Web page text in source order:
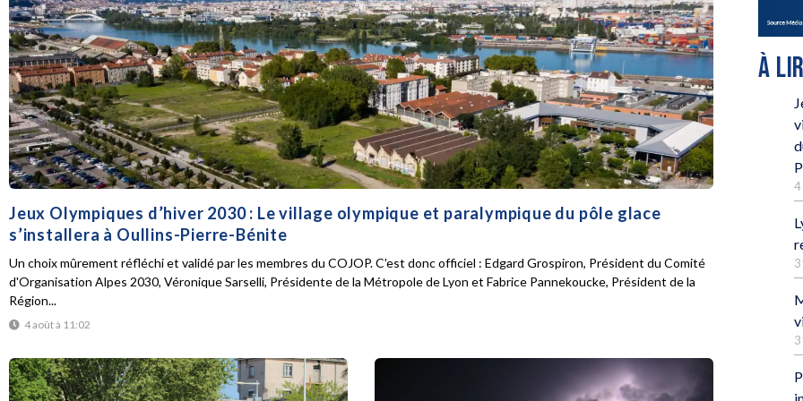
Jeux Olympiques d’hiver 2030 : Le village olympique et paralympique du pôle glace
s’installera à Oullins-Pierre-Bénite
4 août à 11:02
Un choix mûrement réfléchi et validé par les membres du COJOP. C'est donc officiel : Edgard Grospiron, Président du Comité
d'Organisation Alpes 2030, Véronique Sarselli, Présidente de la Métropole de Lyon et Fabrice Pannekoucke, Président de la
Région...
À